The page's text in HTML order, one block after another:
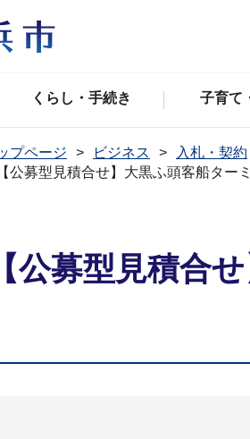
くらし・手続き 子育て
プページ ビジネス 入札・契約
公募型見積合せ】大黒ふ頭客船ター
公募型見積合